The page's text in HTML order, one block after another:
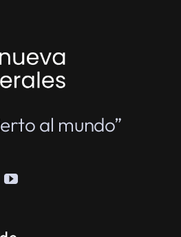
al mundo”